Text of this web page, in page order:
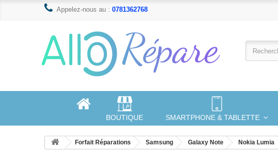
Appelez-nous au : 0781362768
BOUTIQUE SMARTPHONE & TABLETTE
Forfait Réparations Samsung Galaxy Note Nokia Lumia